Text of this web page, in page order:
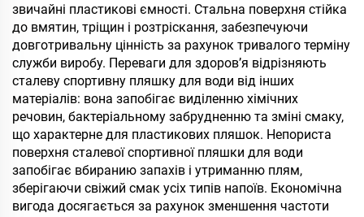
звичайні пластикові ємності. Стальна поверхня стійка
до вмятин, тріщин і розтріскання, забезпечуючи
довготривальну цінність за рахунок тривалого терміну
служби виробу. Переваги для здоров’я відрізняють
сталеву спортивну пляшку для води від інших
матеріалів: вона запобігає виділенню хімічних
речовин, бактеріальному забрудненню та зміні смаку,
що характерне для пластикових пляшок. Непориста
поверхня сталевої спортивної пляшки для води
запобігає вбиранию запахів і утриманню плям,
зберігаючи свіжий смак усіх типів напоїв. Економічна
вигода досягається за рахунок зменшення частоти